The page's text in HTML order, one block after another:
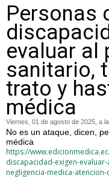
Personas
evaluar al
sanitario,
trato y
médica
Viernes, 01 de agosto de 2025, a
No es un ataque, dicen,
médica
https://
discapacidad-exigen-
negligencia-medica-